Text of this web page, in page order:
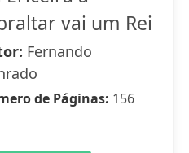
vai um Rei
Fernando
de Páginas: 156